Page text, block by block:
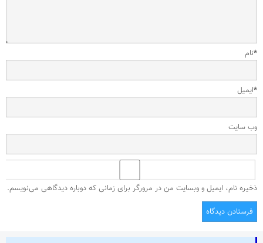
نام*
ایمیل*
وب‌ سایت
ذخیره نام، ایمیل و وبسایت من در مرورگر برای زمانی که دوباره دیدگاهی می‌نویسم.